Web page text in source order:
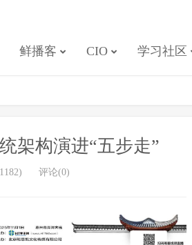
鲜播客 CIO 学习社区
架构演进“五步走”
评论(0)